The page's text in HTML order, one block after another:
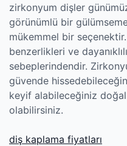
zirkonyum dişler
görünümlü bir
mükemmel bir
benzerlikleri ve
sebeplerindendir.
güvende
keyif alabileceğiniz
olabilirsiniz.
diş kaplama fiyatları